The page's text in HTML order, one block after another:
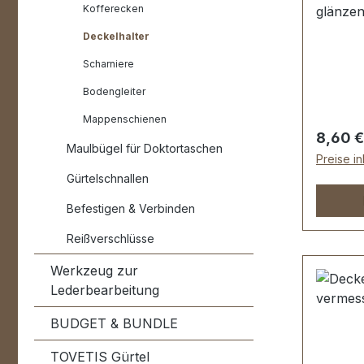
Kofferecken
Deckelhalter
Scharniere
Bodengleiter
Mappenschienen
Maulbügel für Doktortaschen
Gürtelschnallen
Befestigen & Verbinden
Reißverschlüsse
Werkzeug zur
Lederbearbeitung
BUDGET & BUNDLE
TOVETIS Gürtel
8,60 €
Preise